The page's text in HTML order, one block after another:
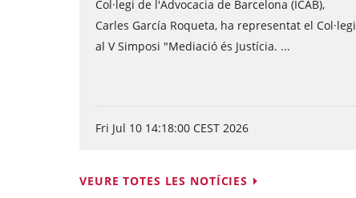
Col·legi de l'Advocacia de Barcelona (ICAB),
Carles García Roqueta, ha representat el Col·legi
al V Simposi "Mediació és Justícia. ...
Fri Jul 10 14:18:00 CEST 2026
VEURE TOTES LES NOTÍCIES